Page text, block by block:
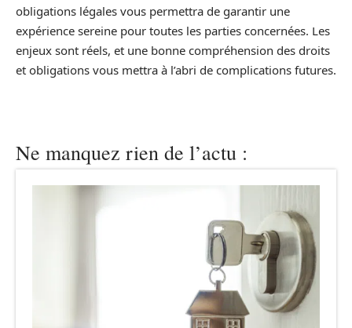
obligations légales vous permettra de garantir une
expérience sereine pour toutes les parties concernées. Les
enjeux sont réels, et une bonne compréhension des droits
et obligations vous mettra à l’abri de complications futures.
Ne manquez rien de l’actu :